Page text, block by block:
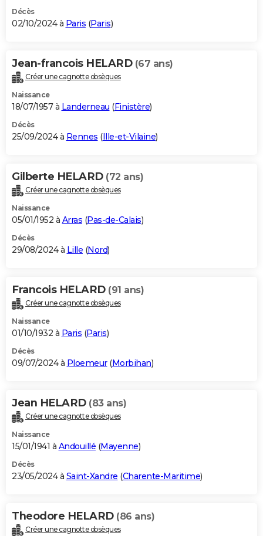
Décès
02/10/2024 à Paris (Paris)
Jean-francois HELARD (67 ans)
Créer une cagnotte obsèques
Naissance
18/07/1957 à Landerneau (Finistère)
Décès
25/09/2024 à Rennes (Ille-et-Vilaine)
Gilberte HELARD (72 ans)
Créer une cagnotte obsèques
Naissance
05/01/1952 à Arras (Pas-de-Calais)
Décès
29/08/2024 à Lille (Nord)
Francois HELARD (91 ans)
Créer une cagnotte obsèques
Naissance
01/10/1932 à Paris (Paris)
Décès
09/07/2024 à Ploemeur(Morbihan)
Jean HELARD (83 ans)
Créer une cagnotte obsèques
Naissance
15/01/1941 à Andouillé (Mayenne)
Décès
23/05/2024 à Saint-Xandre (Charente-Maritime)
Theodore HELARD (86 ans)
Créer une cagnotte obsèques